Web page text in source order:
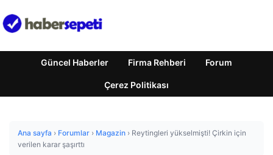
Güncel Haberler Firma Rehberi Forum
Çerez Politikası
Ana sayfa › Forumlar › Magazin › Reytingleri yükselmişti! Çirkin için
verilen karar şaşırttı